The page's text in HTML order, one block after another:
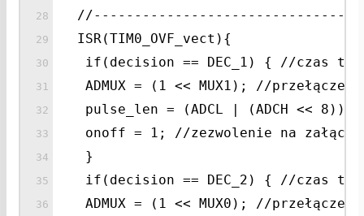
ISR(TIM0_OVF_vect){
if(decision == DEC_1) { //czas
ADMUX = (1 << MUX1); //
pulse_len = (ADCL | (ADCH <<
onoff = 1; //zezwolenie na
}
if(decision == DEC_2) { //czas
ADMUX = (1 << MUX0); //